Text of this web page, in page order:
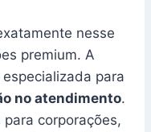
nesse
premium. A
para
no atendimento.
corporações,